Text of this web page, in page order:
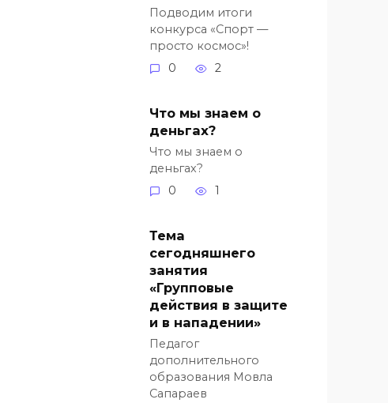
Подводим итоги
конкурса «Спорт —
просто космос»!
0
2
Что мы знаем о
деньгах?
Что мы знаем о
деньгах?
0
1
Тема
сегодняшнего
занятия
«Групповые
действия в защите
и в нападении»
Педагог
дополнительного
образования Мовла
Сапараев